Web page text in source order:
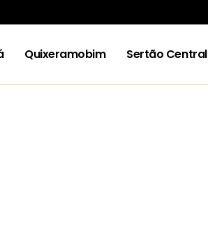
Quixeramobim Sertão Central